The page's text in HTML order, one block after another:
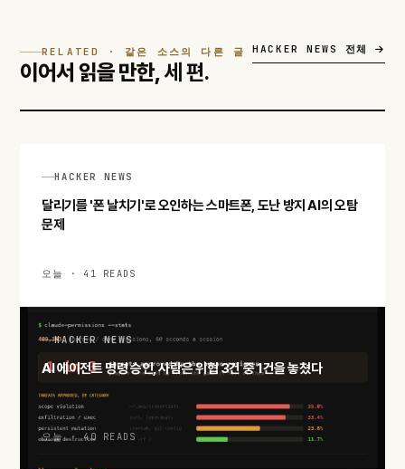
RELATED · 같은 소스의 다른 글
이어서 읽을 만한,세 편.
HACKER NEWS 전체
HACKER NEWS
달리기를 '폰 날치기'로 오인하는 스마트폰, 도난 방지 AI의 오탐
문제
오늘 · 41 READS
HACKER NEWS
AI 에이전트 명령 승인, 사람은 위협 3건 중 1건을 놓쳤다
오늘 · 40 READS